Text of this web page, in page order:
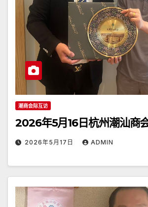
潮商会际互访
2026年5月16日杭州潮汕商
2026年5月17日 ADMIN